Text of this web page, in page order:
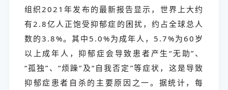
组织2021年发布的最新报告显示，世界上大约
有2.8亿人正饱受抑郁症的困扰，约占全球总人
数的3.8%。其中5.0%为成年人，5.7%为60岁
以上成年人，抑郁症会导致患者产生“无助”、
“孤独”、“烦躁”及“自我否定”等症状，这是导致
抑郁症患者自杀的主要原因之一。据统计，每